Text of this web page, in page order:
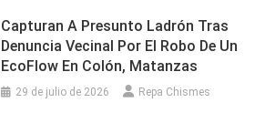
Capturan A Presunto Ladrón Tras
Denuncia Vecinal Por El Robo De Un
EcoFlow En Colón, Matanzas
29 de julio de 2026 Repa Chismes